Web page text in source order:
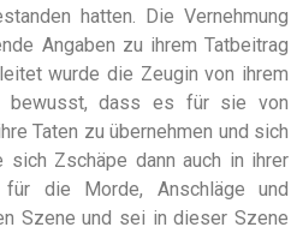
hatten. Die Vernehmung
Angaben zu ihrem Tatbeitrag
wurde die Zeugin von ihrem
bewusst, dass es für sie von
Taten zu übernehmen und sich
Zschäpe dann auch in ihrer
die Morde, Anschläge und
Szene und sei in dieser Szene